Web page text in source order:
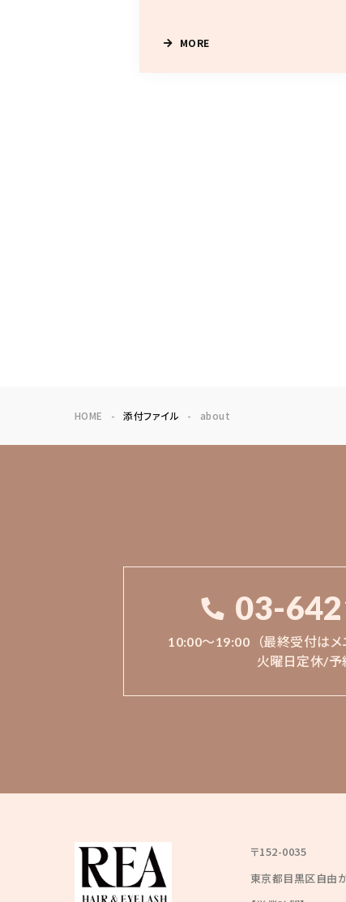
MORE
HOME 添付ファイル about
03-
10:00〜19:00
（最終受付はメ
火曜日定休/予
〒152-0035
東京都目黒区自由